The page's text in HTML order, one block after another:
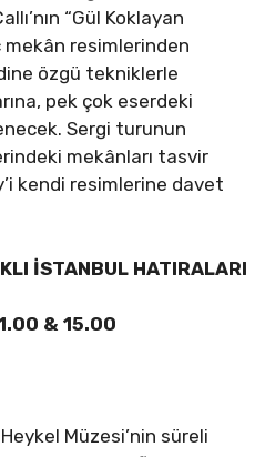
“Gül Koklayan
mekân resimlerinden
özgü tekniklerle
pek çok eserdeki
Sergi turunun
mekânları tasvir
kendi resimlerine davet
İSTANBUL HATIRALARI
& 15.00
Müzesi’nin süreli